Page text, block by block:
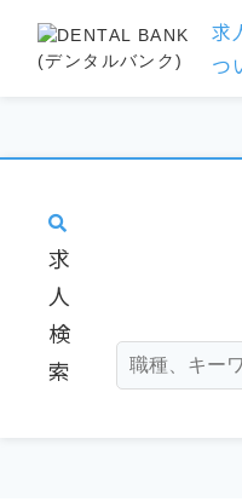
求
つ
求
人
検
索